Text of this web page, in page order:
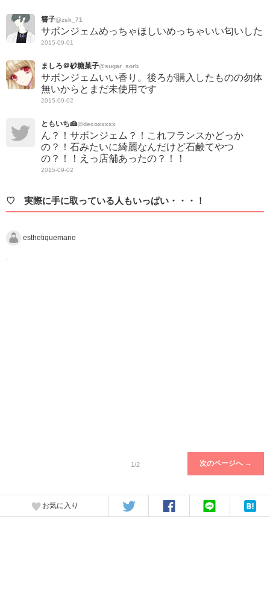
簪子@zsk_71
サボンジェムめっちゃほしいめっちゃいい匂いした
2015-09-01
ましろ＠砂糖菓子@sugar_sorb
サボンジェムいい香り。後ろが購入したものの勿体
無いからとまだ未使用です
2015-09-02
ともいち🍰@decoxxxxx
ん？！サボンジェム？！これフランスかどっか
の？！石みたいに綺麗なんだけど石鹸てやつ
の？！！えっ店舗あったの？！！
2015-09-02
♡ 実際に手に取っている人もいっぱい・・・！
esthetiquemarie
1/2 次のページへ →
お気に入り